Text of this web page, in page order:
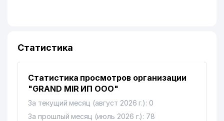
Статистика
Статистика просмотров организации
"GRAND MIR ИП ООО"
За текущий месяц (август 2026 г.): 0
За прошлый месяц (июль 2026 г.): 78